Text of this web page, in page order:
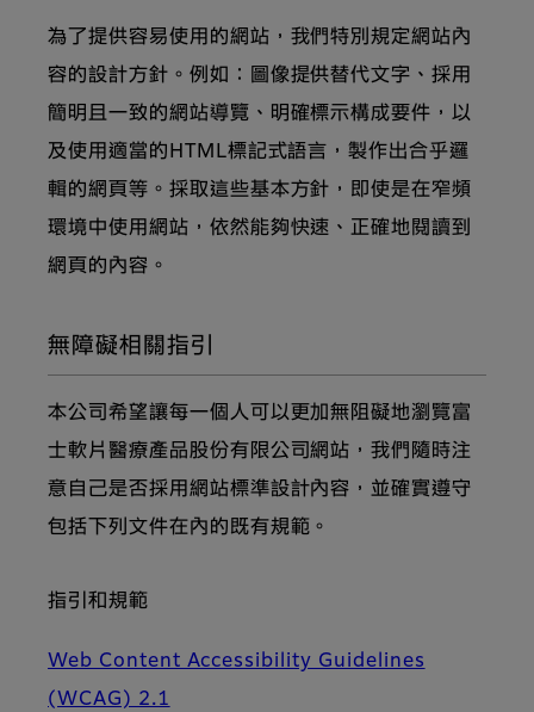
為了提供容易使用的網站，我們特別規定網站內
容的設計方針。例如：圖像提供替代文字、採用
簡明且一致的網站導覽、明確標示構成要件，以
及使用適當的HTML標記式語言，製作出合乎邏
輯的網頁等。採取這些基本方針，即使是在窄頻
環境中使用網站，依然能夠快速、正確地閱讀到
網頁的內容。
無障礙相關指引
本公司希望讓每一個人可以更加無阻礙地瀏覽富
士軟片醫療產品股份有限公司網站，我們隨時注
意自己是否採用網站標準設計內容，並確實遵守
包括下列文件在內的既有規範。
指引和規範
Web Content Accessibility Guidelines
(WCAG) 2.1